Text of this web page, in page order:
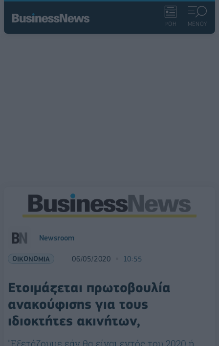
ΡΟΗ ΜΕΝΟΥ
Newsroom
ΟΙΚΟΝΟΜΙΑ 06/05/2020 10:55
Ετοιμάζεται πρωτοβουλία
ανακούφισης για τους
ιδιοκτήτες ακινήτων,
"Eξετάζουμε εάν θα είναι εντός του 2020 ή